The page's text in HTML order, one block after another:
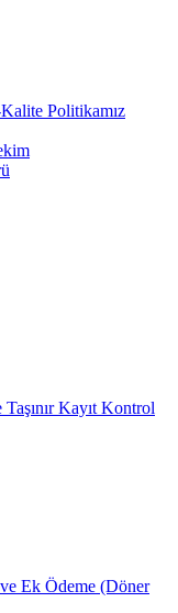
Politikamız
Kayıt Kontrol
Ek Ödeme (Döner